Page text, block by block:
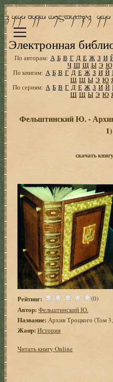
Электронная
По авторам: А Б В Г Д Е Ж З И
Ч Ш Щ Ы Э Ю
По книгам: А Б В Г Д Е Ж З И Й
Ш Щ Ы Э Ю
По сериям: А Б В Г Д Е Ж З И Й
Ш Щ Ы Э Ю
Фельштинский Ю. -
1)
скачать
Рейтинг: (0)
Автор: Фельштинский Ю.
Название: Архив Троцкого (Том
Жанр: История
Читать книгу Online